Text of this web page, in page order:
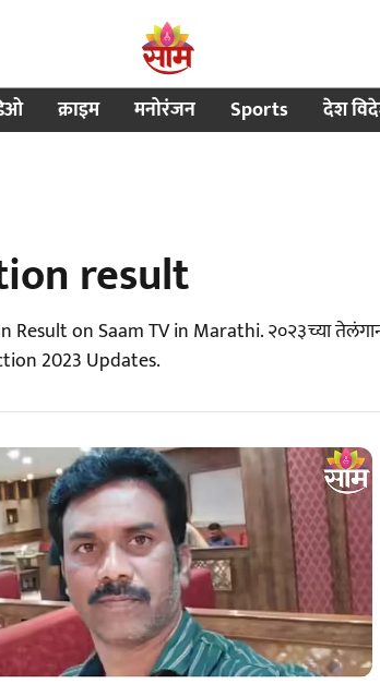
क्राइम मनोरंजन Sports देश
result
on Saam TV in Marathi. २०२३च्या तेलंगाना
2023 Updates.